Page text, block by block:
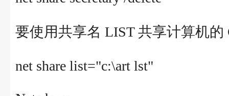
要使用共享名 LIST 共享计算机
net share list="c:\art lst"